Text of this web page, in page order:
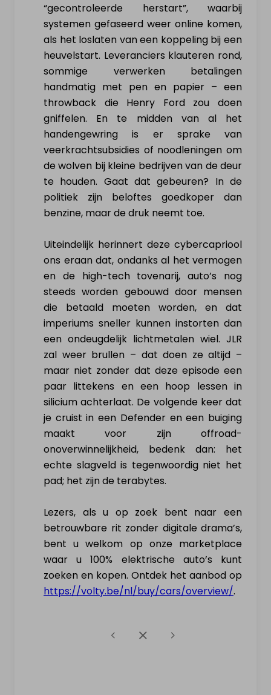
“gecontroleerde herstart”, waarbij
systemen gefaseerd weer online komen,
als het loslaten van een koppeling bij een
heuvelstart. Leveranciers klauteren rond,
sommige verwerken betalingen
handmatig met pen en papier – een
throwback die Henry Ford zou doen
gniffelen. En te midden van al het
handengewring is er sprake van
veerkrachtsubsidies of noodleningen om
de wolven bij kleine bedrijven van de deur
te houden. Gaat dat gebeuren? In de
politiek zijn beloftes goedkoper dan
benzine, maar de druk neemt toe.
Uiteindelijk herinnert deze cybercapriool
ons eraan dat, ondanks al het vermogen
en de high-tech tovenarij, auto’s nog
steeds worden gebouwd door mensen
die betaald moeten worden, en dat
imperiums sneller kunnen instorten dan
een ondeugdelijk lichtmetalen wiel. JLR
zal weer brullen – dat doen ze altijd –
maar niet zonder dat deze episode een
paar littekens en een hoop lessen in
silicium achterlaat. De volgende keer dat
je cruist in een Defender en een buiging
maakt voor zijn offroad-
onoverwinnelijkheid, bedenk dan: het
echte slagveld is tegenwoordig niet het
pad; het zijn de terabytes.
Lezers, als u op zoek bent naar een
betrouwbare rit zonder digitale drama’s,
bent u welkom op onze marketplace
waar u 100% elektrische auto’s kunt
zoeken en kopen. Ontdek het aanbod op
https://volty.be/nl/buy/cars/overview/.